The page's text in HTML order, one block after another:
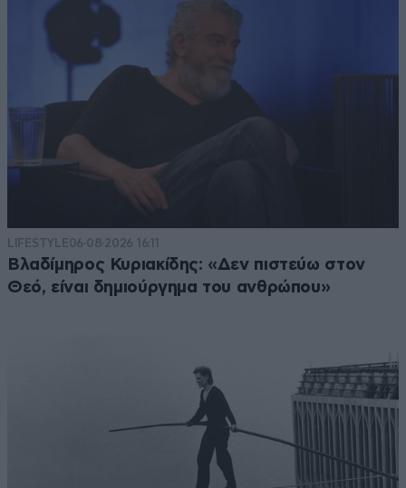
LIFESTYLE06·08·2026 16:11
Βλαδίμηρος Κυριακίδης: «Δεν πιστεύω στον
Θεό, είναι δημιούργημα του ανθρώπου»